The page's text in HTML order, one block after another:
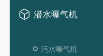
潜水曝气机
污水曝气机